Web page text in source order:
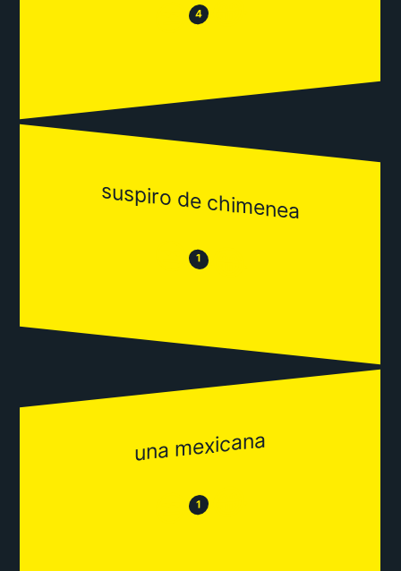
😒 4 😂
suspiro de chimenea
😒 1 😂
una mexicana
😒 1 😂